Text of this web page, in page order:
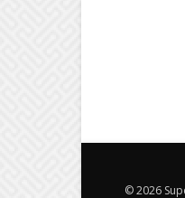
© 2026